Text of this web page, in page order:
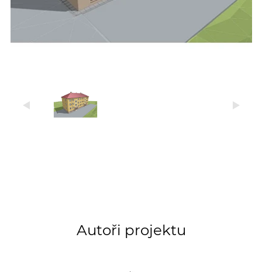
Autoři projektu